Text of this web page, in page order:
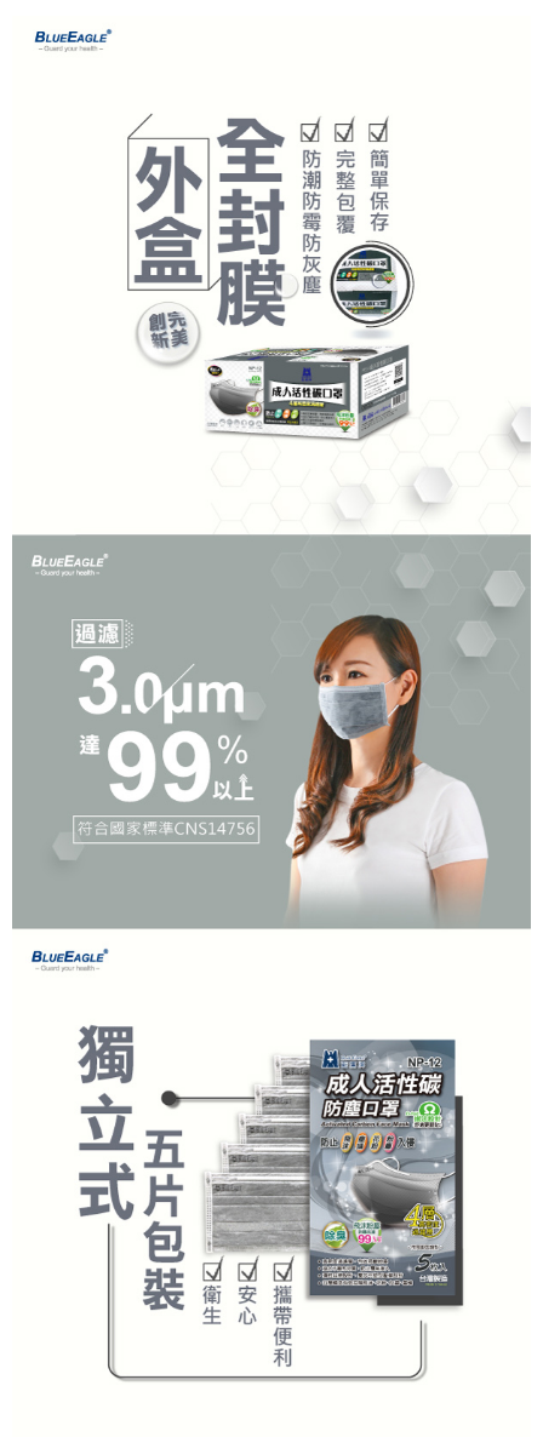
是否繳費成功／繳費後需取消欲退款等相關疑問，請聯繫「AFTEE先享後付
１．透過由恩沛科技股份有限公司提供之「AFTEE先享後付」服務完成之交
易，需依本服務之必要範圍內提供個人資料，並將交易相關給付款項請求債
權轉讓予恩沛科技股份有限公司。
２．關於個人資料處理事宜，請瀏覽以下網址：
https://aftee.tw/terms/#terms3
３．未成年的使用者請事先徵得法定代理人或監護人之同意方可使用
「AFTEE先享後付」，若未經同意申辦者引起之損失，本公司不負相關責
４．使用「AFTEE先享後付」時，將依據個別帳號之用戶狀況，依本公司即
時審查核予不同之上限額度；若仍有額度不足之情形，本公司將視審查結果
請求用戶進行身份認證。
５．嚴禁一人註冊多個帳號或使用他人資訊註冊。若發現惡意使用之情形，
恩沛科技股份有限公司將有權停止該用戶之使用額度並採取法律行動。
每筆NT$60，滿NT$2,000(含以上)免運費
內「偏遠地區宅配」>
每筆NT$90，滿NT$2,000(含以上)免運費
🚚偏遠地區宅配<請務必選擇此配送方式，偏遠地區可參照『首頁→
會員需知→偏遠地區配送事項』